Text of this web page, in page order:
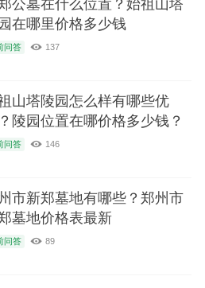
在哪里价格多少钱
问答 137
山塔陵园怎么样有哪些优
陵园位置在哪价格多少钱？
问答 146
市新郑墓地有哪些？郑州市
墓地价格表最新
问答 89